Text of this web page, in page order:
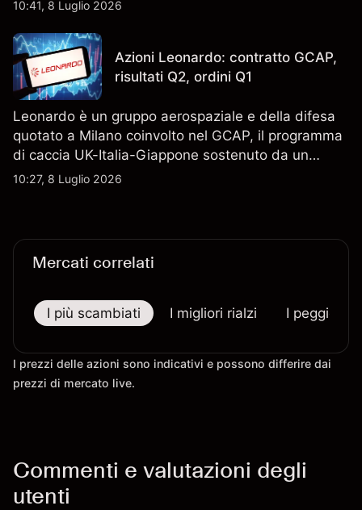
indicatore affidabile dei risultati futuri.
10:41, 8 Luglio 2026
Azioni Leonardo: contratto GCAP,
risultati Q2, ordini Q1
Leonardo è un gruppo aerospaziale e della difesa
quotato a Milano coinvolto nel GCAP, il programma
di caccia UK-Italia-Giappone sostenuto da un
contratto da 4,6 miliardi di sterline. I risultati
10:27, 8 Luglio 2026
Mercati correlati
I più scambiati I migliori rialzi I peggiori
I prezzi delle azioni sono indicativi e possono differire dai
prezzi di mercato live.
Commenti e valutazioni degli
utenti